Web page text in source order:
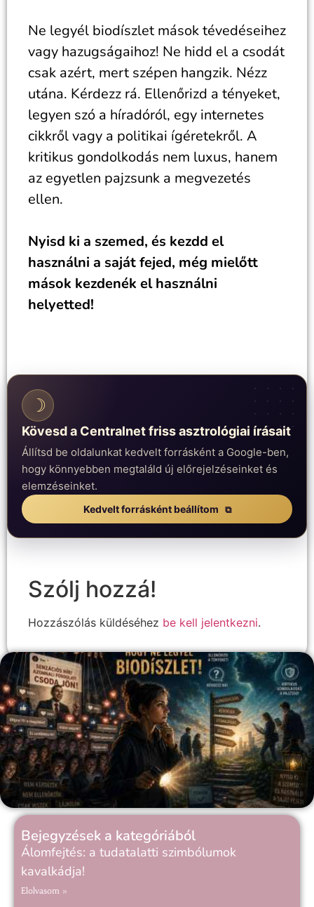
Ne legyél biodíszlet mások tévedéseihez
vagy hazugságaihoz! Ne hidd el a csodát
csak azért, mert szépen hangzik. Nézz
utána. Kérdezz rá. Ellenőrizd a tényeket,
legyen szó a híradóról, egy internetes
cikkről vagy a politikai ígéretekről. A
kritikus gondolkodás nem luxus, hanem
az egyetlen pajzsunk a megvezetés
ellen.
Nyisd ki a szemed, és kezdd el
használni a saját fejed, még mielőtt
mások kezdenék el használni
helyetted!
☽
Kövesd a Centralnet friss asztrológiai írásait
Állítsd be oldalunkat kedvelt forrásként a Google-ben,
hogy könnyebben megtaláld új előrejelzéseinket és
elemzéseinket.
Kedvelt forrásként beállítom
Szólj hozzá!
Hozzászólás küldéséhez be kell jelentkezni.
Bejegyzések a kategóriából
Álomfejtés: a tudatalatti szimbólumok
kavalkádja!
Elolvasom »